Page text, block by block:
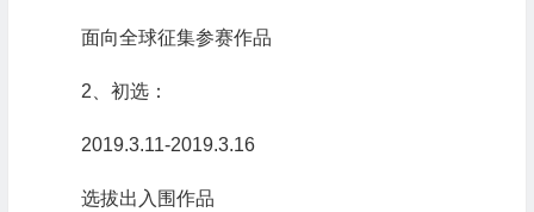
面向全球征集参赛作品
2、初选：
2019.3.11-2019.3.16
选拔出入围作品